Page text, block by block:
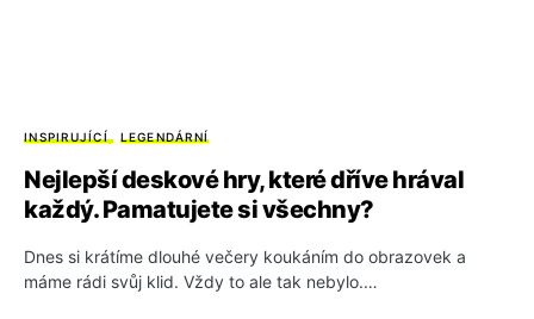
INSPIRUJÍCÍ LEGENDÁRNÍ
Nejlepší deskové hry, které dříve hrával
každý. Pamatujete si všechny?
Dnes si krátíme dlouhé večery koukáním do obrazovek a
máme rádi svůj klid. Vždy to ale tak nebylo.…